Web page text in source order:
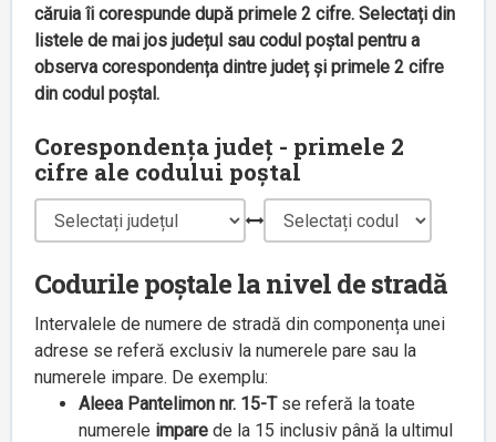
căruia îi corespunde după primele 2 cifre. Selectați din
listele de mai jos județul sau codul poștal pentru a
observa corespondența dintre județ și primele 2 cifre
din codul poștal.
Corespondența județ - primele 2
cifre ale codului poștal
Codurile poștale la nivel de stradă
Intervalele de numere de stradă din componența unei
adrese se referă exclusiv la numerele pare sau la
numerele impare. De exemplu:
Aleea Pantelimon nr. 15-Tse referă la toate
numerele impare de la 15 inclusiv până la ultimul